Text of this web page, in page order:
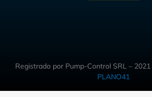
Registrado por Pump-Control SRL –
PLANO41